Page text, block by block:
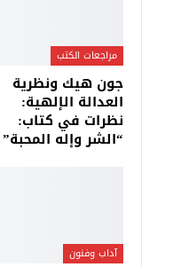
مراجعات الكتب
جون هيك ونظرية
العدالة الإلهية:
نظرات في كتاب:
“الشر وإله المحبة”
آداب وفنون